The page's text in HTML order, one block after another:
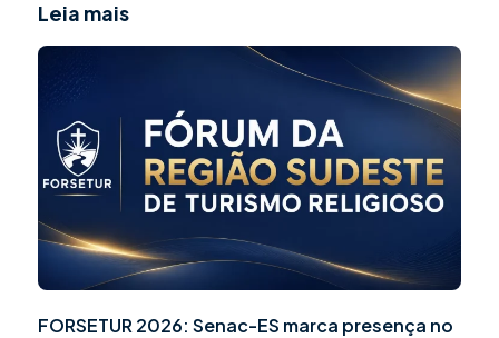
Leia mais
FORSETUR 2026: Senac-ES marca presença no